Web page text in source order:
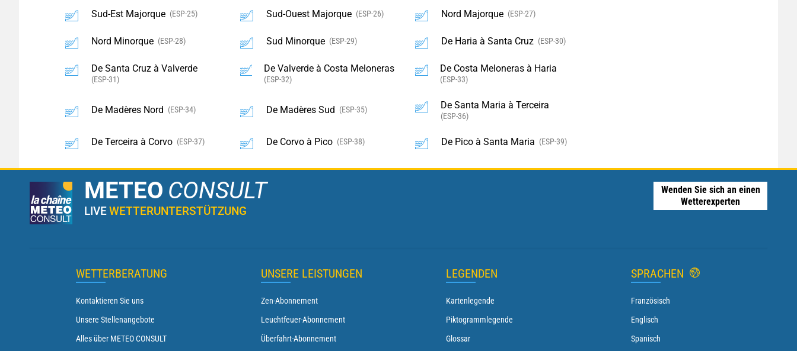
Sud-Est Majorque (ESP-25) Sud-Ouest Majorque (ESP-26) Nord Majorque (ESP-27)
Nord Minorque (ESP-28) Sud Minorque (ESP-29) De Haria à Santa Cruz (ESP-30)
De Santa Cruz à Valverde
(ESP-31)
De Valverde à Costa Meloneras
(ESP-32)
De Costa Meloneras à Haria
(ESP-33)
De Madères Nord (ESP-34) De Madères Sud (ESP-35) De Santa Maria à Terceira
(ESP-36)
De Terceira à Corvo (ESP-37) De Corvo à Pico (ESP-38) De Pico à Santa Maria (ESP-39)
METEO CONSULT
LIVEWETTERUNTERSTÜTZUNG
Wenden Sie sich an einen
Wetterexperten
WETTERBERATUNG
Kontaktieren Sie uns
Unsere Stellenangebote
Alles über METEO CONSULT
UNSERE LEISTUNGEN
Zen-Abonnement
Leuchtfeuer-Abonnement
Überfahrt-Abonnement
LEGENDEN
Kartenlegende
Piktogrammlegende
Glossar
SPRACHEN
Französisch
Englisch
Spanisch